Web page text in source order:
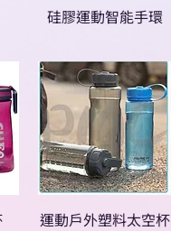
硅膠運動智能手環
運動戶外塑料太空杯